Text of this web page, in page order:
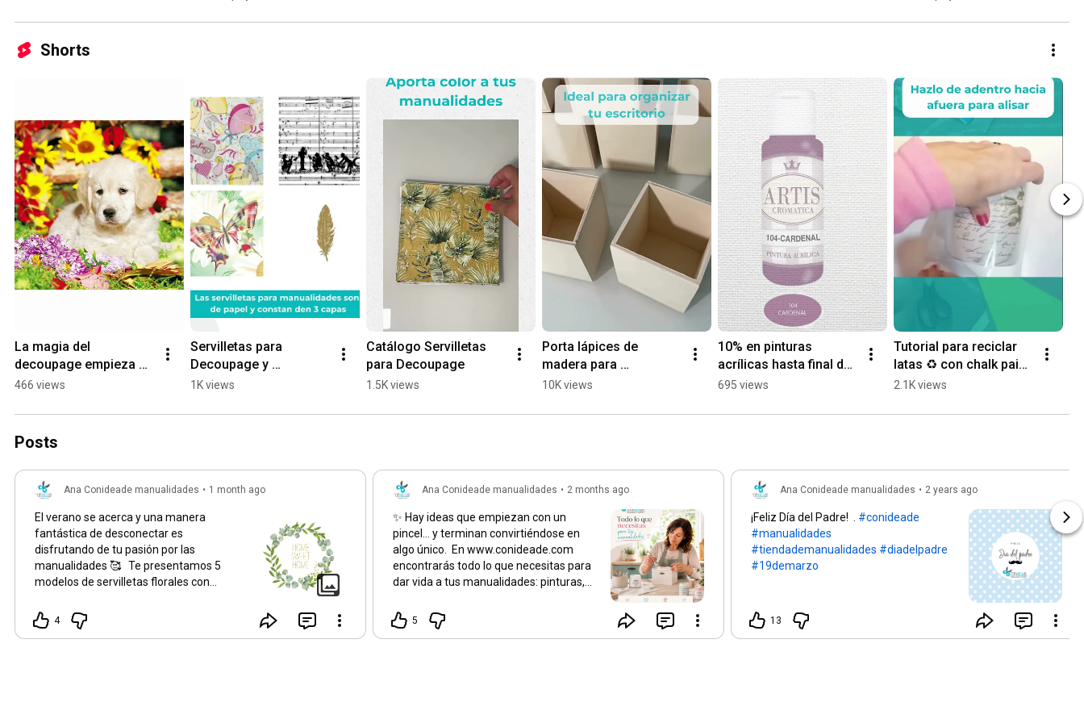
Shorts
La magia del
decoupage empieza
con una servilleta. ✨
466 views
Servilletas para
Decoupage y
Manualidades
1K views
Catálogo Servilletas
para Decoupage
1.5K views
Porta lápices de
madera para
manualidades
10K views
10% en pinturas
acrílicas hasta final de
mes
695 views
Tutorial para reciclar
latas ♻️ con chalk paint
y decoupage
2.1K views
Posts
Ana Conideade manualidades • 1 month ago
El verano se acerca y una manera
fantástica de desconectar es
disfrutando de tu pasión por las
manualidades 🥰 Te presentamos 5
modelos de servilletas florales con
trabajos de decoupage ✅ Estos y
muchos más modelos los encuentras
4
Ana Conideade manualidades • 2 months ago
✨ Hay ideas que empiezan con un
pincel… y terminan convirtiéndose en
algo único. En www.conideade.com
encontrarás todo lo que necesitas para
dar vida a tus manualidades: pinturas,
herramientas y mucho más 🎨🪵 ✔ Más
de 3.000 referencias de productos ✔
5
Ana Conideade manualidades • 2 years ago
¡Feliz Día del Padre! . #conideade
#manualidades
#tiendademanualidades #diadelpadre
#19demarzo
13